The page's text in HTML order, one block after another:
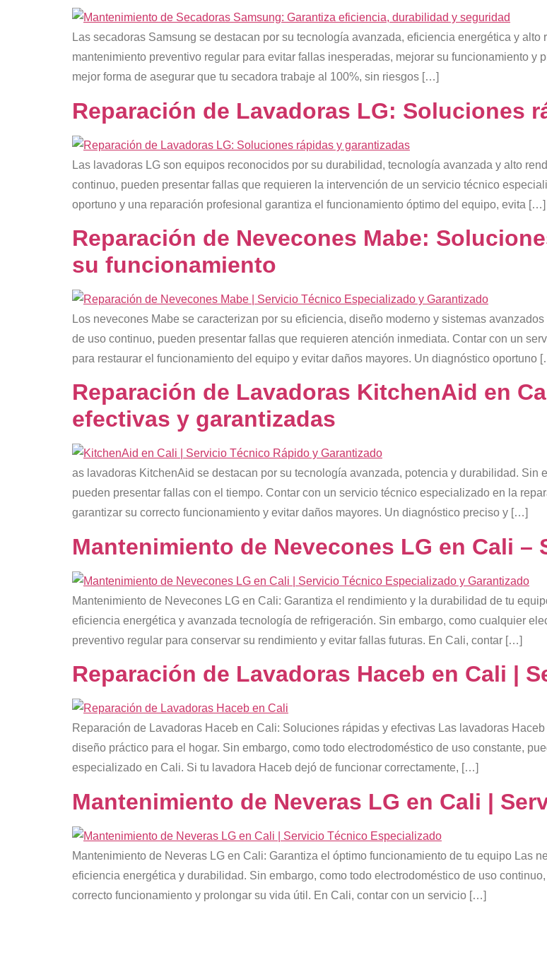
Las secadoras Samsung se destacan por su tecnología avanzada, eficiencia energética y
mantenimiento preventivo regular para evitar fallas inesperadas, mejorar su funcionamiento
mejor forma de asegurar que tu secadora trabaje al 100%, sin riesgos […]
Reparación de Lavadoras LG: Soluciones
Las lavadoras LG son equipos reconocidos por su durabilidad, tecnología avanzada y alto
continuo, pueden presentar fallas que requieren la intervención de un servicio técnico
oportuno y una reparación profesional garantiza el funcionamiento óptimo del equipo, evita […]
Reparación de Nevecones Mabe:
su funcionamiento
Los nevecones Mabe se caracterizan por su eficiencia, diseño moderno y sistemas
de uso continuo, pueden presentar fallas que requieren atención inmediata. Contar con un
para restaurar el funcionamiento del equipo y evitar daños mayores. Un diagnóstico oportuno
Reparación de Lavadoras KitchenAid en
efectivas y garantizadas
as lavadoras KitchenAid se destacan por su tecnología avanzada, potencia y durabilidad. Sin
pueden presentar fallas con el tiempo. Contar con un servicio técnico especializado en la
garantizar su correcto funcionamiento y evitar daños mayores. Un diagnóstico preciso y […]
Mantenimiento de Nevecones LG en Cali –
Mantenimiento de Nevecones LG en Cali: Garantiza el rendimiento y la durabilidad de tu
eficiencia energética y avanzada tecnología de refrigeración. Sin embargo, como cualquier
preventivo regular para conservar su rendimiento y evitar fallas futuras. En Cali, contar […]
Reparación de Lavadoras Haceb en Cali |
Reparación de Lavadoras Haceb en Cali: Soluciones rápidas y efectivas Las lavadoras
diseño práctico para el hogar. Sin embargo, como todo electrodoméstico de uso constante,
especializado en Cali. Si tu lavadora Haceb dejó de funcionar correctamente, […]
Mantenimiento de Neveras LG en Cali |
Mantenimiento de Neveras LG en Cali: Garantiza el óptimo funcionamiento de tu equipo Las
eficiencia energética y durabilidad. Sin embargo, como todo electrodoméstico de uso
correcto funcionamiento y prolongar su vida útil. En Cali, contar con un servicio […]